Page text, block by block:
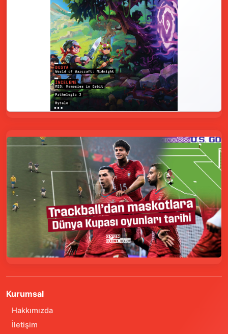
Kurumsal
Hakkımızda
İletişim